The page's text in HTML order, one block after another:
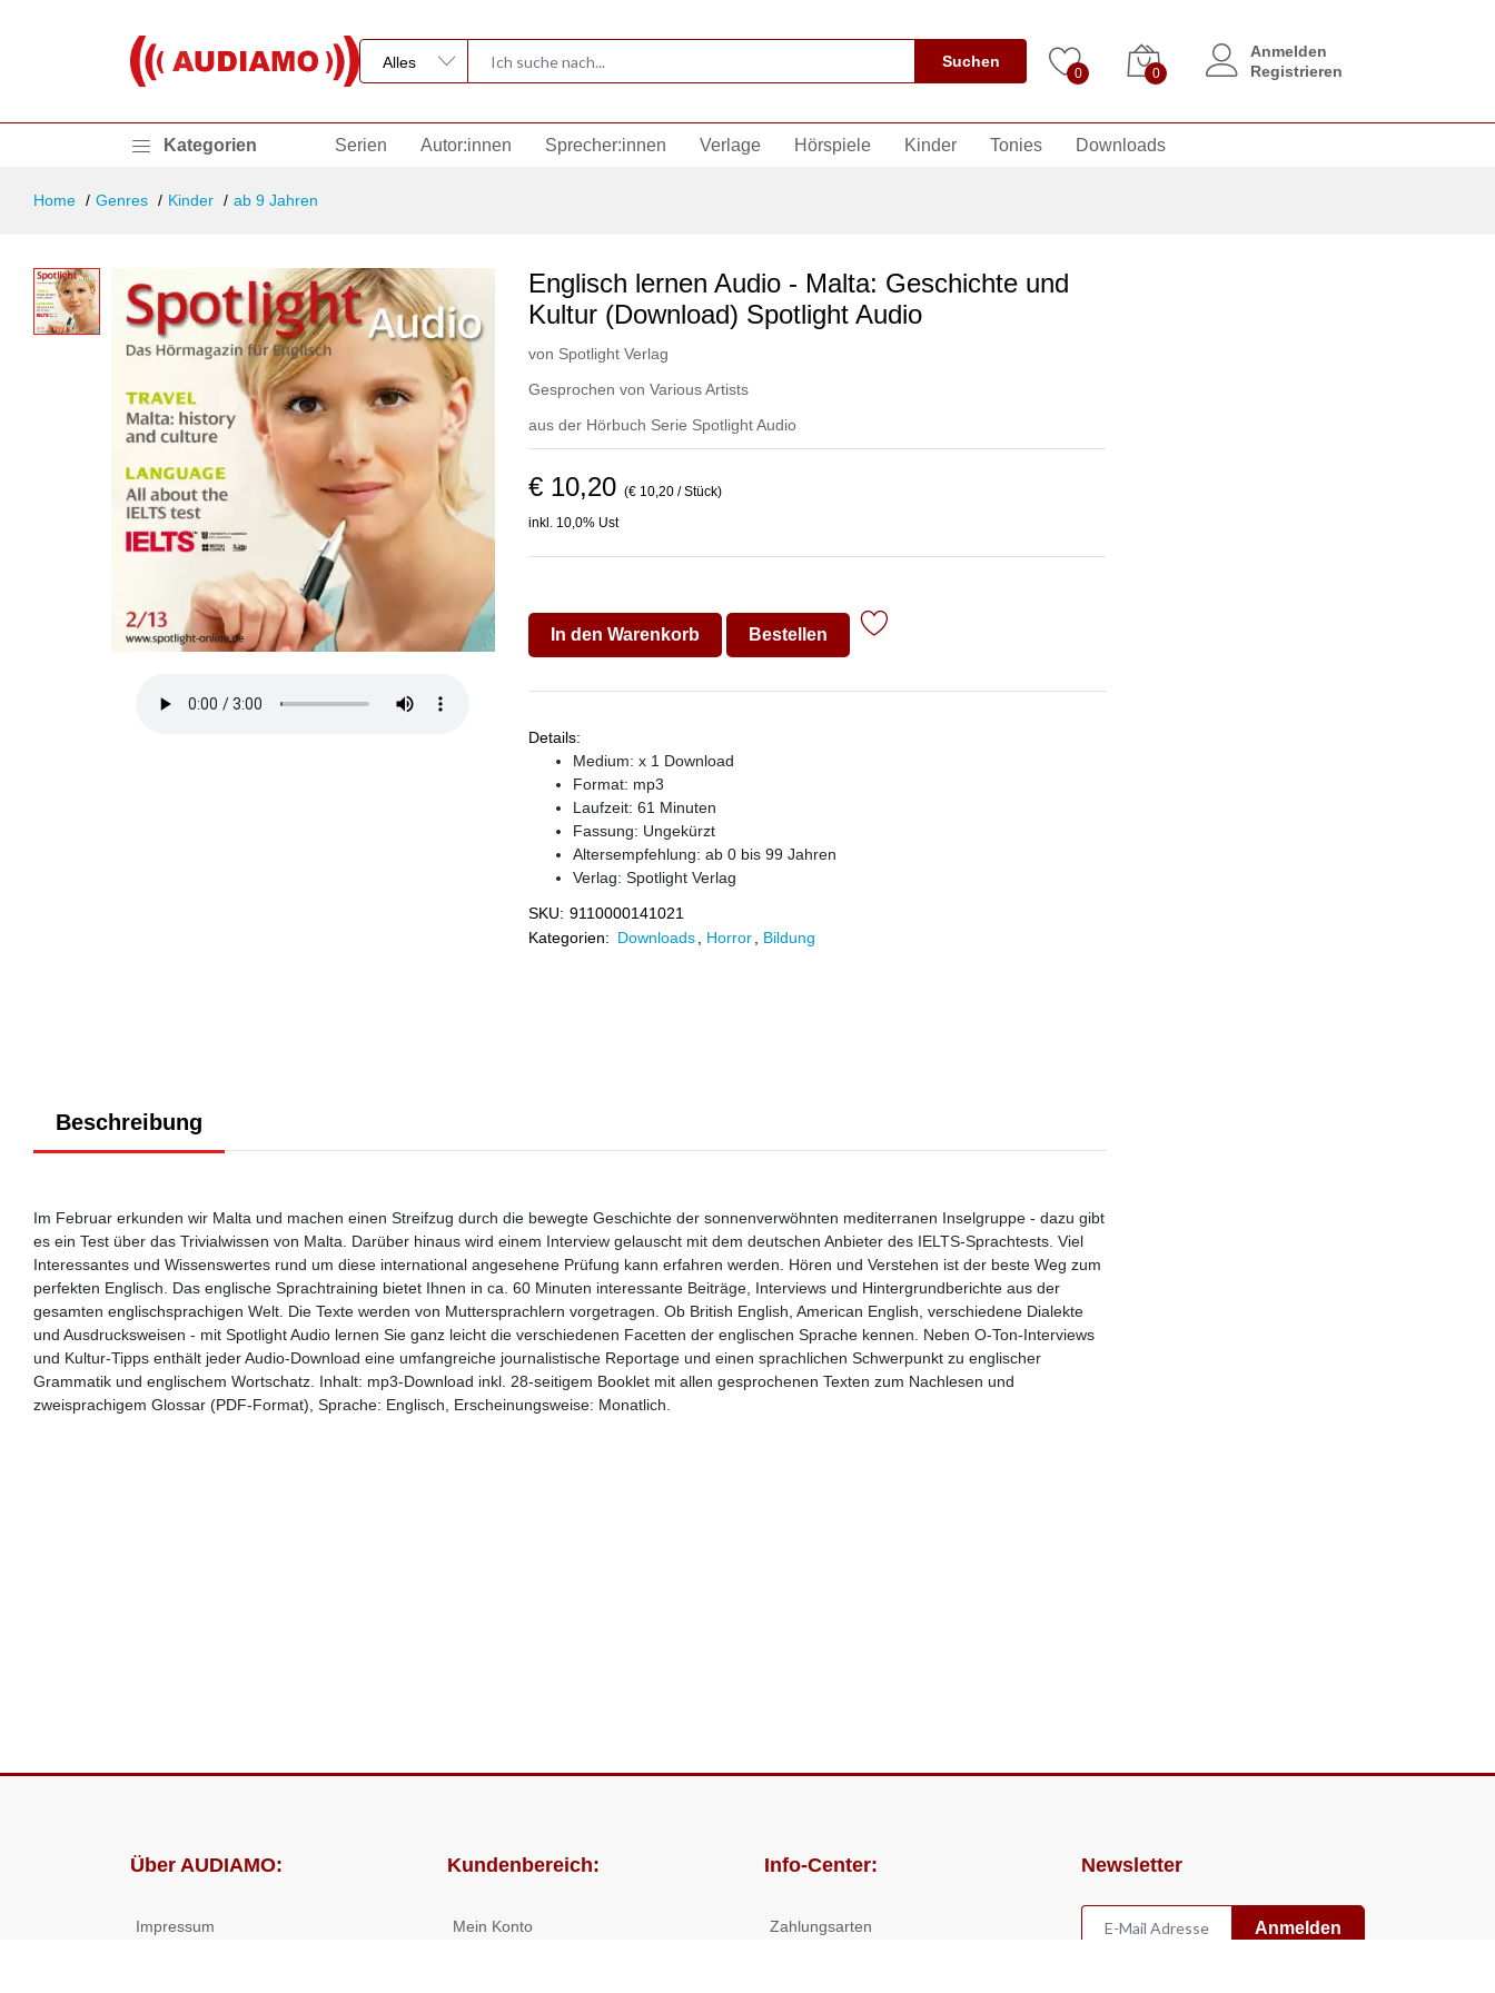
Suchen
0 0
Anmelden
Registrieren
Kategorien Serien Autor:innen Sprecher:innen Verlage Hörspiele Kinder Tonies Downloads
Home Genres Kinder ab 9 Jahren
Englisch lernen Audio - Malta: Geschichte und
Kultur (Download) Spotlight Audio
von Spotlight Verlag
Gesprochen von Various Artists
aus der Hörbuch Serie Spotlight Audio
€ 10,20 (€ 10,20 / Stück)
inkl. 10,0% Ust
In den Warenkorb Bestellen
Details:
Medium: x 1 Download
Format: mp3
Laufzeit: 61 Minuten
Fassung: Ungekürzt
Altersempfehlung: ab 0 bis 99 Jahren
Verlag: Spotlight Verlag
SKU: 9110000141021
Kategorien: Downloads Horror Bildung
Beschreibung
Im Februar erkunden wir Malta und machen einen Streifzug durch die bewegte Geschichte der sonnenverwöhnten mediterranen Inselgruppe - dazu gibt
es ein Test über das Trivialwissen von Malta. Darüber hinaus wird einem Interview gelauscht mit dem deutschen Anbieter des IELTS-Sprachtests. Viel
Interessantes und Wissenswertes rund um diese international angesehene Prüfung kann erfahren werden. Hören und Verstehen ist der beste Weg zum
perfekten Englisch. Das englische Sprachtraining bietet Ihnen in ca. 60 Minuten interessante Beiträge, Interviews und Hintergrundberichte aus der
gesamten englischsprachigen Welt. Die Texte werden von Muttersprachlern vorgetragen. Ob British English, American English, verschiedene Dialekte
und Ausdrucksweisen - mit Spotlight Audio lernen Sie ganz leicht die verschiedenen Facetten der englischen Sprache kennen. Neben O-Ton-Interviews
und Kultur-Tipps enthält jeder Audio-Download eine umfangreiche journalistische Reportage und einen sprachlichen Schwerpunkt zu englischer
Grammatik und englischem Wortschatz. Inhalt: mp3-Download inkl. 28-seitigem Booklet mit allen gesprochenen Texten zum Nachlesen und
zweisprachigem Glossar (PDF-Format), Sprache: Englisch, Erscheinungsweise: Monatlich.
Über AUDIAMO:
Impressum
Kundenbereich:
Mein Konto
Info-Center:
Zahlungsarten
Newsletter
Anmelden